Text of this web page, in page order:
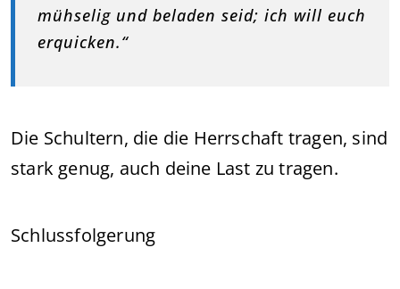
mühselig und beladen seid; ich will euch
erquicken.“
Die Schultern, die die Herrschaft tragen, sind
stark genug, auch deine Last zu tragen.
Schlussfolgerung